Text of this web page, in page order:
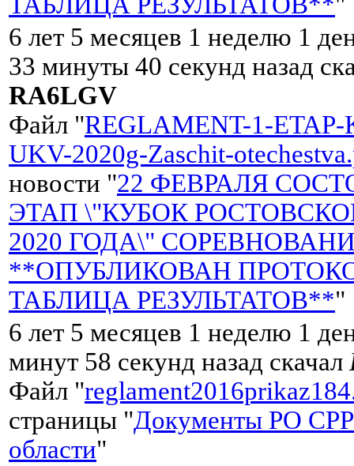
6 лет 5 месяцев 1 неделю 1
33 минуты 40 секунд назад
RA6LGV
Файл "REGLAMENT-1-
UKV-2020g-Zaschit-
новости "22 ФЕВРАЛЯ
ЭТАП \"КУБОК
2020 ГОДА\"
**ОПУБЛИКОВАН
ТАБЛИЦА РЕЗУЛЬТАТОВ**"
6 лет 5 месяцев 1 неделю 1
минут 58 секунд назад скачал
Файл "
страницы "Документы РО СРР
области"